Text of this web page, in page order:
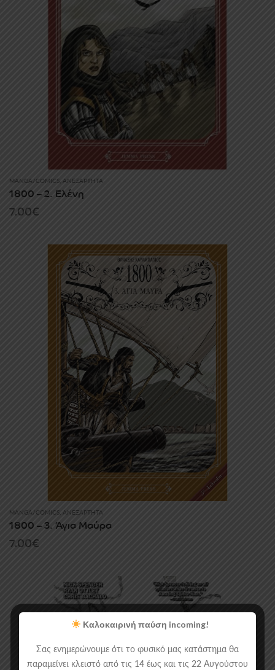
MANGA/COMICS, ΑΝΕΞΆΡΤΗΤΑ
1800 – 2. Ελένη
7.00€
MANGA/COMICS, ΑΝΕΞΆΡΤΗΤΑ
1800 – 3. Άγια Μαύρα
7.00€
Καλοκαιρινή παύση incoming!
Σας ενημερώνουμε ότι το φυσικό μας κατάστημα θα
παραμείνει κλειστό από τις 14 έως και τις 22 Αυγούστου